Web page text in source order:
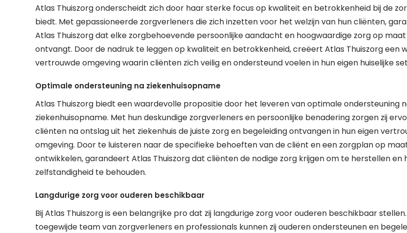
Atlas Thuiszorg onderscheidt zich door haar sterke focus op kwaliteit en betrokkenheid bij de
biedt. Met gepassioneerde zorgverleners die zich inzetten voor het welzijn van hun cliënten,
Atlas Thuiszorg dat elke zorgbehoevende persoonlijke aandacht en hoogwaardige zorg op maat
ontvangt. Door de nadruk te leggen op kwaliteit en betrokkenheid, creëert Atlas Thuiszorg een
vertrouwde omgeving waarin cliënten zich veilig en ondersteund voelen in hun eigen huiselijke
Optimale ondersteuning na ziekenhuisopname
Atlas Thuiszorg biedt een waardevolle propositie door het leveren van optimale ondersteuning
ziekenhuisopname. Met hun deskundige zorgverleners en persoonlijke benadering zorgen zij
cliënten na ontslag uit het ziekenhuis de juiste zorg en begeleiding ontvangen in hun eigen
omgeving. Door te luisteren naar de specifieke behoeften van de cliënt en een zorgplan op
ontwikkelen, garandeert Atlas Thuiszorg dat cliënten de nodige zorg krijgen om te herstellen en
zelfstandigheid te behouden.
Langdurige zorg voor ouderen beschikbaar
Bij Atlas Thuiszorg is een belangrijke pro dat zij langdurige zorg voor ouderen beschikbaar
toegewijde team van zorgverleners en professionals kunnen zij ouderen ondersteunen en